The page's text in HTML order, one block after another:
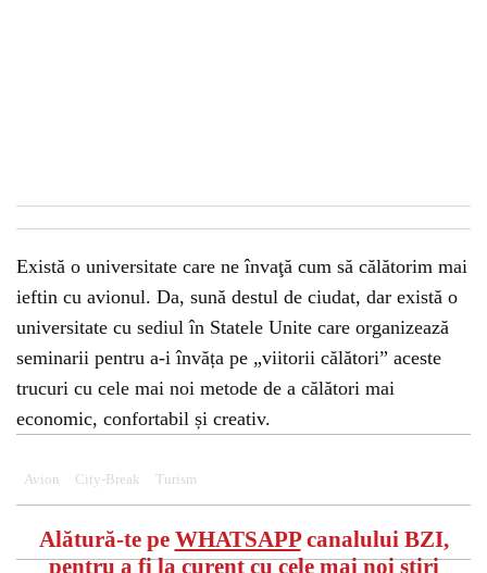
Există o universitate care ne învaţă cum să călătorim mai
ieftin cu avionul. Da, sună destul de ciudat, dar există o
universitate cu sediul în Statele Unite care organizează
seminarii pentru a-i învăța pe „viitorii călători” aceste
trucuri cu cele mai noi metode de a călători mai
economic, confortabil și creativ.
Avion City-Break Turism
Alătură-te pe WHATSAPPcanalului BZI,
pentru a fi la curent cu cele mai noi știri